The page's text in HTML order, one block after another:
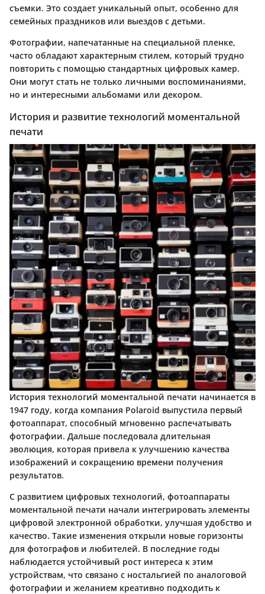
съемки. Это создает уникальный опыт, особенно для
семейных праздников или выездов с детьми.
Фотографии, напечатанные на специальной пленке,
часто обладают характерным стилем, который трудно
повторить с помощью стандартных цифровых камер.
Они могут стать не только личными воспоминаниями,
но и интересными альбомами или декором.
История и развитие технологий моментальной
печати
История технологий моментальной печати начинается в
1947 году, когда компания Polaroid выпустила первый
фотоаппарат, способный мгновенно распечатывать
фотографии. Дальше последовала длительная
эволюция, которая привела к улучшению качества
изображений и сокращению времени получения
результатов.
С развитием цифровых технологий, фотоаппараты
моментальной печати начали интегрировать элементы
цифровой электронной обработки, улучшая удобство и
качество. Такие изменения открыли новые горизонты
для фотографов и любителей. В последние годы
наблюдается устойчивый рост интереса к этим
устройствам, что связано с ностальгией по аналоговой
фотографии и желанием креативно подходить к